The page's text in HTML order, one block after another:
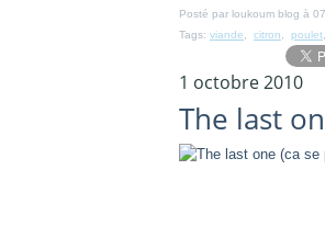
Posté par loukoum blog à
Tags: viande citron poulet
1 octobre 2010
The last